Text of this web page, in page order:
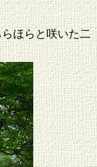
ほらと咲いた二